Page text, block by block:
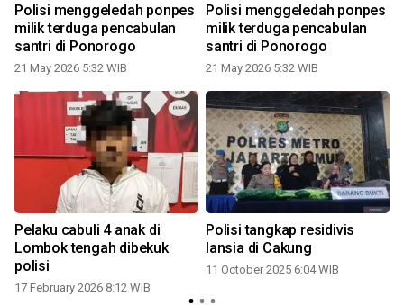
Polisi menggeledah ponpes
milik terduga pencabulan
santri di Ponorogo
21 May 2026 5:32 WIB
Polisi menggeledah ponpes
milik terduga pencabulan
santri di Ponorogo
21 May 2026 5:32 WIB
Pelaku cabuli 4 anak di
Lombok tengah dibekuk
polisi
17 February 2026 8:12 WIB
Polisi tangkap residivis
lansia di Cakung
11 October 2025 6:04 WIB